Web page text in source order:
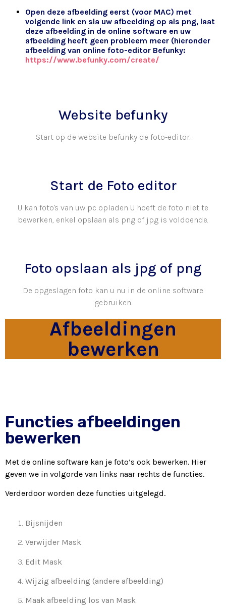
Open deze afbeelding eerst (voor MAC) met
volgende link en sla uw afbeelding op als png, laat
deze afbeelding in de online software en uw
afbeelding heeft geen probleem meer (hieronder
afbeelding van online foto-editor Befunky:
https://www.befunky.com/create/
Website befunky
Start op de website befunky de foto-editor.
Start de Foto editor
U kan foto's van uw pc opladen U hoeft de foto niet te
bewerken, enkel opslaan als png of jpg is voldoende.
Foto opslaan als jpg of png
De opgeslagen foto kan u nu in de online software
gebruiken.
Afbeeldingen
bewerken
Functies afbeeldingen
bewerken
Met de online software kan je foto’s ook bewerken. Hier
geven we in volgorde van links naar rechts de functies.
Verderdoor worden deze functies uitgelegd.
Bijsnijden
Verwijder Mask
Edit Mask
Wijzig afbeelding (andere afbeelding)
Maak afbeelding los van Mask